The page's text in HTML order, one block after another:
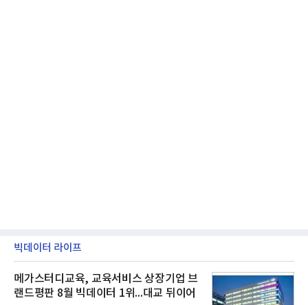
빅데이터 라이프
메가스터디교육, 교육서비스 상장기업 브
랜드평판 8월 빅데이터 1위...대교 뒤이어